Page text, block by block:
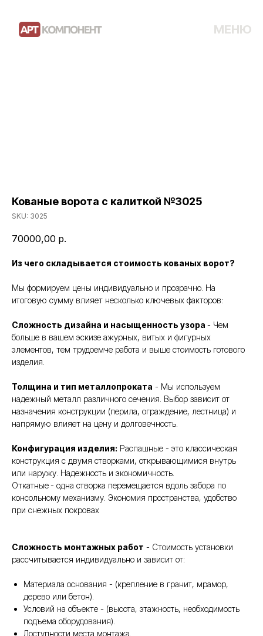
МЕНЮ
Кованые ворота с калиткой №3025
SKU: 3025
70000,00 р.
Из чего складывается стоимость кованых ворот?
Мы формируем цены индивидуально и прозрачно. На
итоговую сумму влияет несколько ключевых факторов:
Сложность дизайна и насыщенность узора - Чем
больше в вашем эскизе ажурных, витых и фигурных
элементов, тем трудоемче работа и выше стоимость готового
изделия.
Толщина и тип металлопроката - Мы используем
надежный металл различного сечения. Выбор зависит от
назначения конструкции (перила, ограждение, лестница) и
напрямую влияет на цену и долговечность.
Конфигурация изделия: Распашные - это классическая
конструкция с двумя створками, открывающимися внутрь
или наружу. Надежность и экономичность.
Откатные- одна створка перемещается вдоль забора по
консольному механизму. Экономия пространства, удобство
при снежных покровах
Сложность монтажных работ - Стоимость установки
рассчитывается индивидуально и зависит от:
Материала основания - (крепление в гранит, мрамор,
дерево или бетон).
Условий на объекте - (высота, этажность, необходимость
подъема оборудования).
Доступности места монтажа.